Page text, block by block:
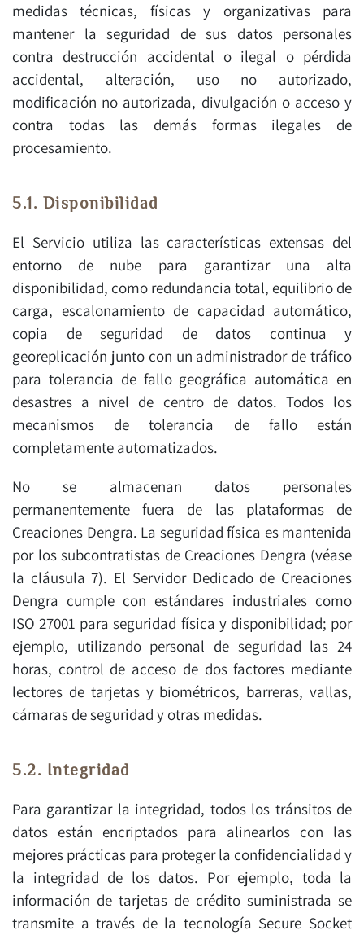
medidas técnicas, físicas y organizativas para
mantener la seguridad de sus datos personales
contra destrucción accidental o ilegal o pérdida
accidental, alteración, uso no autorizado,
modificación no autorizada, divulgación o acceso y
contra todas las demás formas ilegales de
procesamiento.
5.1. Disponibilidad
El Servicio utiliza las características extensas del
entorno de nube para garantizar una alta
disponibilidad, como redundancia total, equilibrio de
carga, escalonamiento de capacidad automático,
copia de seguridad de datos continua y
georeplicación junto con un administrador de tráfico
para tolerancia de fallo geográfica automática en
desastres a nivel de centro de datos. Todos los
mecanismos de tolerancia de fallo están
completamente automatizados.
No se almacenan datos personales
permanentemente fuera de las plataformas de
Creaciones Dengra. La seguridad física es mantenida
por los subcontratistas de Creaciones Dengra (véase
la cláusula 7). El Servidor Dedicado de Creaciones
Dengra cumple con estándares industriales como
ISO 27001 para seguridad física y disponibilidad; por
ejemplo, utilizando personal de seguridad las 24
horas, control de acceso de dos factores mediante
lectores de tarjetas y biométricos, barreras, vallas,
cámaras de seguridad y otras medidas.
5.2. Integridad
Para garantizar la integridad, todos los tránsitos de
datos están encriptados para alinearlos con las
mejores prácticas para proteger la confidencialidad y
la integridad de los datos. Por ejemplo, toda la
información de tarjetas de crédito suministrada se
transmite a través de la tecnología Secure Socket